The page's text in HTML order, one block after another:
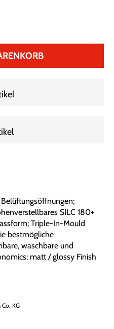
SILC 180+
Triple-In-Mould
bestmögliche
waschbare und
matt / glossy Finish
KG